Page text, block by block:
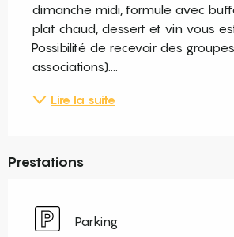
dimanche midi, formule avec
plat chaud, dessert et vin vous
Possibilité de recevoir des
associations)....
Lire la suite
Prestations
Parking